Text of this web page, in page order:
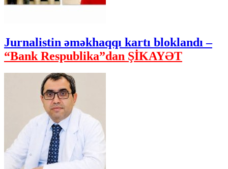
Jurnalistin əməkhaqqı kartı bloklandı –
“Bank Respublika”dan ŞİKAYƏT